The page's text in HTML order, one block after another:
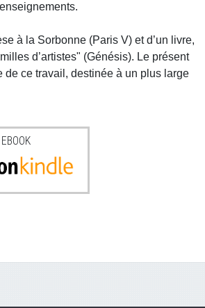
à la Sorbonne (Paris V) et d’un livre,
d’artistes" (Génésis). Le présent
ce travail, destinée à un plus large